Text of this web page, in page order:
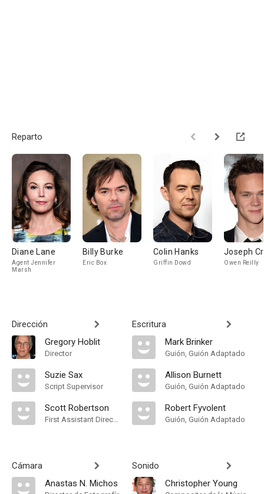
Reparto
Diane Lane
Agent Jennifer
Marsh
Billy Burke
Eric Box
Colin Hanks
Griffin Dowd
Joseph
Owen Reilly
Dirección
Gregory Hoblit
Director
Suzie Sax
Script Supervisor
Scott Robertson
First Assistant Director
Cámara
Anastas N. Michos
Escritura
Mark Brinker
Guión, Guión Adaptado
Allison Burnett
Guión, Guión Adaptado
Robert Fyvolent
Guión, Guión Adaptado
Sonido
Christopher Young